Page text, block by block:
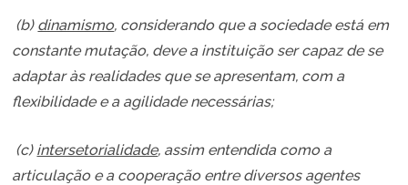
(b) dinamismo, considerando que a sociedade está em
constante mutação, deve a instituição ser capaz de se
adaptar às realidades que se apresentam, com a
flexibilidade e a agilidade necessárias;
(c) intersetorialidade, assim entendida como a
articulação e a cooperação entre diversos agentes